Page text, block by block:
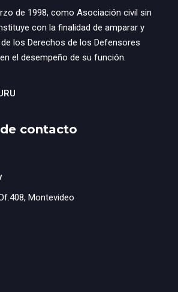
de 1998, como Asociación civil sin
con la finalidad de amparar y
los Derechos de los Defensores
el desempeño de su función.
contacto
Montevideo